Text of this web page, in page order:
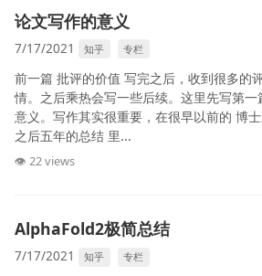
论文写作的意义
7/17/2021 知乎 专栏
前一篇 批评的价值 写完之后，收到很多的
情。之后乘热会写一些后续。这里先写第
意义。写作其实很重要，在很早以前的 博
之后五年的总结 里...
👁 22 views
AlphaFold2极简总结
7/17/2021 知乎 专栏